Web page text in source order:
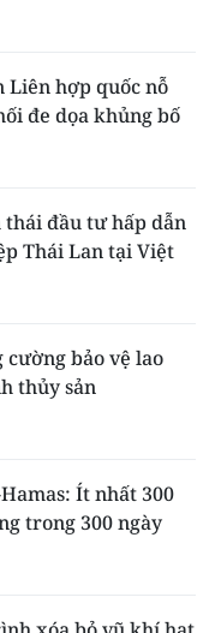
Liên hợp quốc nỗ
đe dọa khủng bố
thái đầu tư hấp dẫn
Thái Lan tại Việt
cường bảo vệ lao
thủy sản
Ít nhất 300
trong 300 ngày